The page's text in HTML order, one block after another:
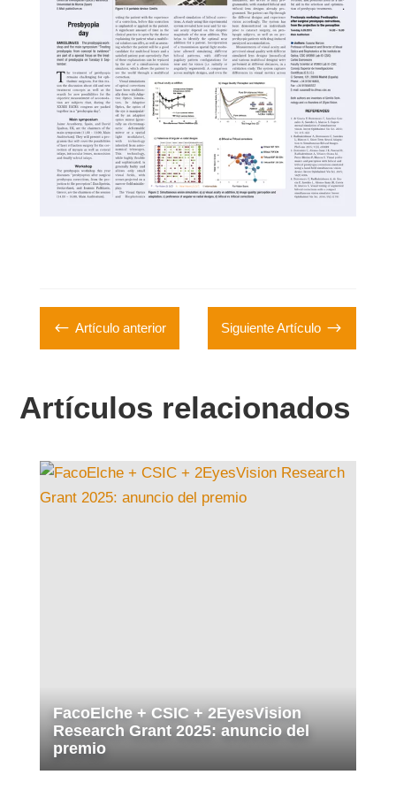
# Artículo anterior Siguiente Artículo $
Artículos relacionados
FacoElche + CSIC + 2EyesVision
Research Grant 2025: anuncio del
premio